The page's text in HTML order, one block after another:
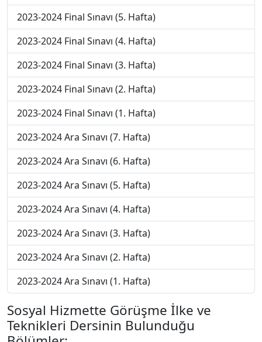
2023-2024 Final Sınavı (5. Hafta)
2023-2024 Final Sınavı (4. Hafta)
2023-2024 Final Sınavı (3. Hafta)
2023-2024 Final Sınavı (2. Hafta)
2023-2024 Final Sınavı (1. Hafta)
2023-2024 Ara Sınavı (7. Hafta)
2023-2024 Ara Sınavı (6. Hafta)
2023-2024 Ara Sınavı (5. Hafta)
2023-2024 Ara Sınavı (4. Hafta)
2023-2024 Ara Sınavı (3. Hafta)
2023-2024 Ara Sınavı (2. Hafta)
2023-2024 Ara Sınavı (1. Hafta)
Sosyal Hizmette Görüşme İlke ve
Teknikleri Dersinin Bulunduğu